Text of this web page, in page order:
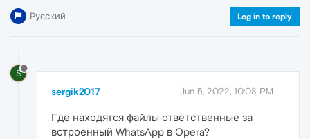
Русский Log in to reply
S
sergik2017 Jun 5, 2022, 10:08 PM
Где находятся файлы ответственные за
встроенный WhatsApp в Opera?